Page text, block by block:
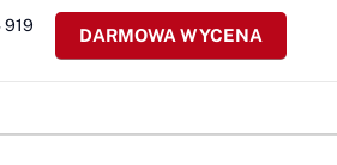
DARMOWA WYCENA
919